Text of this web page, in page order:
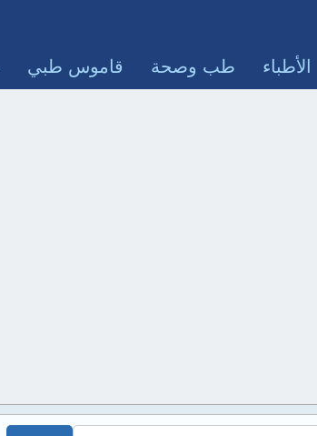
الأطباء طب وصحة قاموس طبي